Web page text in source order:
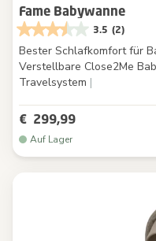
Fame Babywanne
3.5 (2)
Bester Schlafkomfort für
Verstellbare Close2Me
Travelsystem |
€ 299,99
Auf Lager